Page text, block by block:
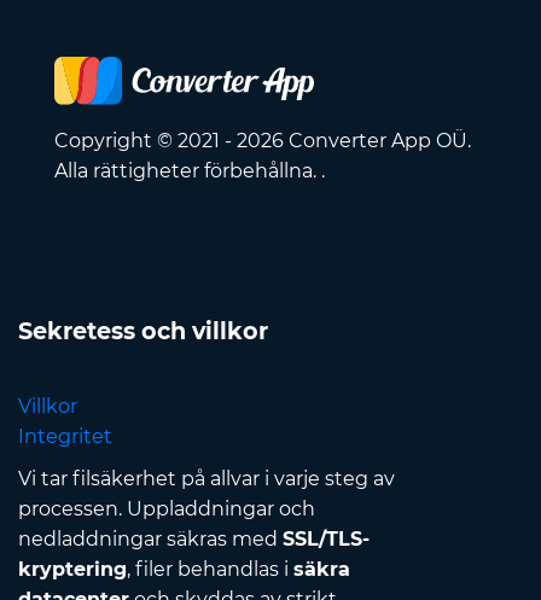
Copyright © 2021 - 2026 Converter App OÜ.
Alla rättigheter förbehållna. .
Sekretess och villkor
Villkor
Integritet
Vi tar filsäkerhet på allvar i varje steg av
processen. Uppladdningar och
nedladdningar säkras med SSL/TLS-
kryptering, filer behandlas i säkra